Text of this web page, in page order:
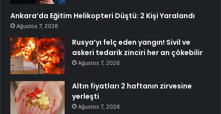
Ankara’da Eğitim Helikopteri Düştü: 2 Kişi Yaralandı
Ağustos 7, 2026
Rusya’yı felç eden yangın! Sivil ve
askeri tedarik zinciri her an çökebilir
Ağustos 7, 2026
Altın fiyatları 2 haftanın zirvesine
yerleşti
Ağustos 7, 2026